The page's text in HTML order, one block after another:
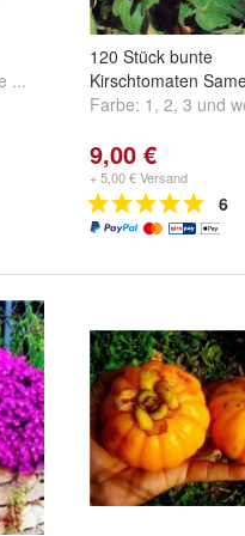
...
120 Stück bunte
Kirschtomaten
Farbe: 1 , 2, 3 und
9,00 €
+ 5,00 € Versand
6